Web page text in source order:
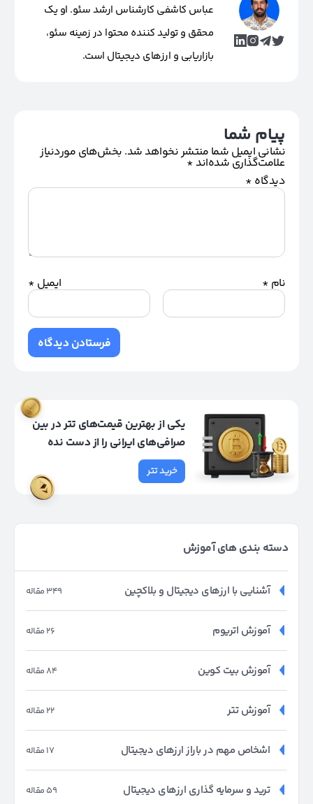
عباس کاشفی کارشناس ارشد سئو. او یک
محقق و تولید کننده محتوا در زمینه سئو،
بازاریابی و ارزهای دیجیتال است.
پیام شما
نشانی ایمیل شما منتشر نخواهد شد. بخش‌های موردنیاز
علامت‌گذاری شده‌اند*
دیدگاه *
نام * ایمیل *
یکی از بهترین قیمت‌های تتر در بین
صرافی‌های ایرانی را از دست نده
خرید تتر
دسته بندی های آموزش
349 مقاله آشنایی با ارزهای دیجیتال و بلاکچین
26 مقاله آموزش اتریوم
84 مقاله آموزش بیت کوین
22 مقاله آموزش تتر
17 مقاله اشخاص مهم در باراز ارزهای دیجیتال
59 مقاله ترید و سرمایه گذاری ارزهای دیجیتال